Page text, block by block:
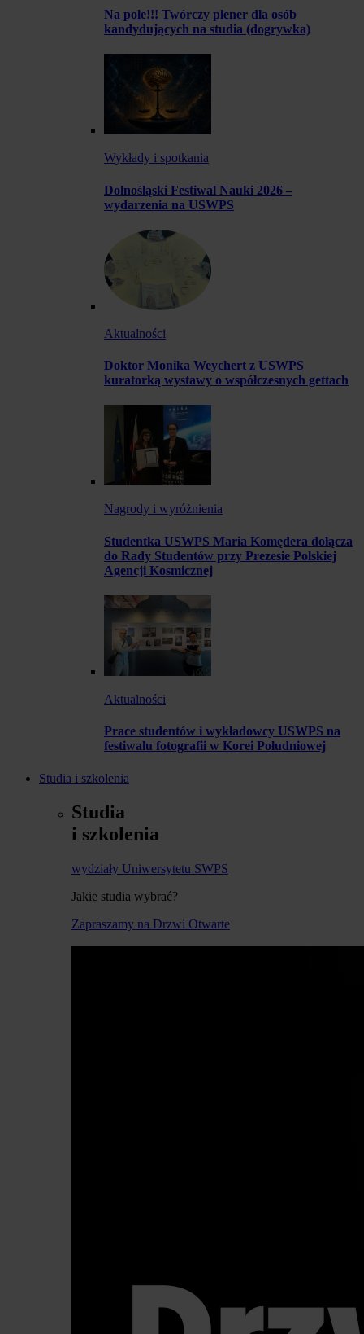
Na pole!!! Twórczy plener dla osób
kandydujących na studia (dogrywka)
Wykłady i spotkania
Dolnośląski Festiwal Nauki 2026 –
wydarzenia na USWPS
Aktualności
Doktor Monika Weychert z USWPS
kuratorką wystawy o współczesnych gettach
Nagrody i wyróżnienia
Studentka USWPS Maria Komędera dołącza
do Rady Studentów przy Prezesie Polskiej
Agencji Kosmicznej
Aktualności
Prace studentów i wykładowcy USWPS na
festiwalu fotografii w Korei Południowej
Studia i szkolenia
Studia
i szkolenia
wydziały Uniwersytetu SWPS
Jakie studia wybrać?
Zapraszamy na Drzwi Otwarte